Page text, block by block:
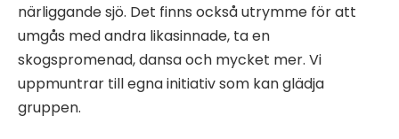
närliggande sjö. Det finns också utrymme för att
umgås med andra likasinnade, ta en
skogspromenad, dansa och mycket mer. Vi
uppmuntrar till egna initiativ som kan glädja
gruppen.